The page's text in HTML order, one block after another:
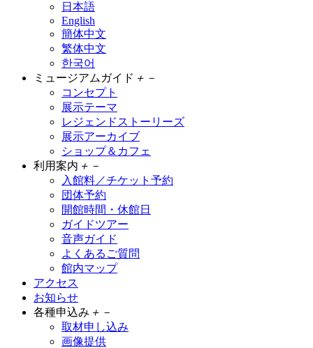
日本語
English
簡体中文
繁体中文
한국어
ミュージアムガイド ＋ －
コンセプト
展示テーマ
レジェンドストーリーズ
展示アーカイブ
ショップ＆カフェ
利用案内 ＋ －
入館料／チケット予約
団体予約
開館時間・休館日
ガイドツアー
音声ガイド
よくあるご質問
館内マップ
アクセス
お知らせ
各種申込み ＋ －
取材申し込み
画像提供